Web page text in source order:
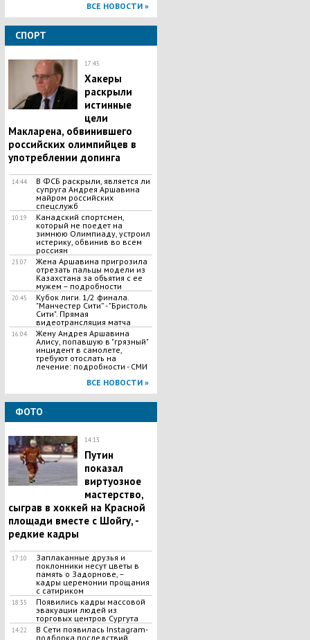
ВСЕ НОВОСТИ »
СПОРТ
17:45
Хакеры
раскрыли
истинные
цели
Макларена, обвинившего
российских олимпийцев в
употреблении допинга
14:44
В ФСБ раскрыли, является ли
супруга Андрея Аршавина
майром российских
спецслужб
10:19
​Канадский спортсмен,
который не поедет на
зимнюю Олимпиаду, устроил
истерику, обвинив во всем
россиян
23:07
Жена Аршавина пригрозила
отрезать пальцы модели из
Казахстана за объятия с ее
мужем – подробности
20:45
Кубок лиги. 1/2 финала.
"Манчестер Сити” - "Бристоль
Сити". Прямая
видеотрансляция матча
16:04
Жену Андрея Аршавина
Алису, попавшую в "грязный"
инцидент в самолете,
требуют отослать на
лечение: подробности - СМИ
ВСЕ НОВОСТИ »
ФОТО
14:13
Путин
показал
виртуозное
мастерство,
сыграв в хоккей на Красной
площади вместе с Шойгу, -
редкие кадры
17:10
Заплаканные друзья и
поклонники несут цветы в
память о Задорнове, –
кадры церемонии прощания
с сатириком
18:35
Появились кадры массовой
эвакуации людей из
торговых центров Сургута
14:22
В Сети появилась Іnstagram-
подборка последствий